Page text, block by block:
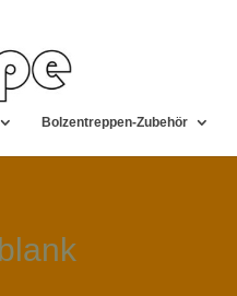
Bolzentreppen-Zubehör